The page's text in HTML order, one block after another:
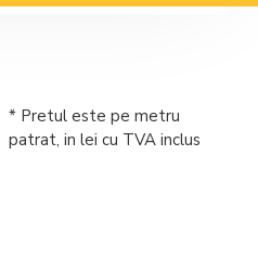
* Pretul este pe metru
patrat, in lei cu TVA inclus